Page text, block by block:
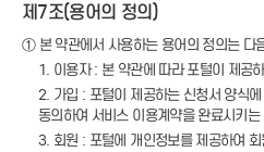
제7조(용어의 정의)
① 본 약관에서 사용하는 용어의 정의는 다
1. 이용자 : 본 약관에 따라 포털이 제공
2. 가입 : 포털이 제공하는 신청서 양식
동의하여 서비스 이용계약을 완료시키는
3. 회원 : 포털에 개인정보를 제공하여